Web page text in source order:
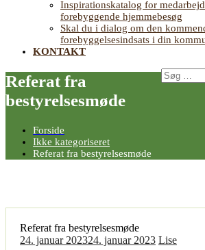
Inspirationskatalog for
forebyggende hjemmebesøg
Skal du i dialog om den
forebyggelsesindsats i din
KONTAKT
Søg
efter:
Referat fra
bestyrelsesmøde
Forside
Ikke kategoriseret
Referat fra bestyrelsesmøde
Referat fra bestyrelsesmøde
24. januar 202324. januar 2023 Lise